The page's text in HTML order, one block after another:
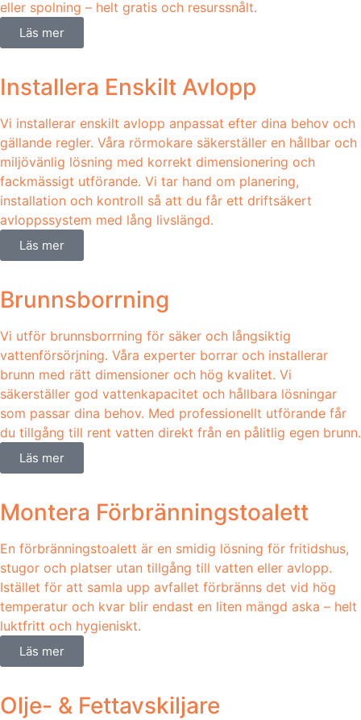
eller spolning – helt gratis och resurssnålt.
Läs mer
Installera Enskilt Avlopp
Vi installerar enskilt avlopp anpassat efter dina behov och
gällande regler. Våra rörmokare säkerställer en hållbar och
miljövänlig lösning med korrekt dimensionering och
fackmässigt utförande. Vi tar hand om planering,
installation och kontroll så att du får ett driftsäkert
avloppssystem med lång livslängd.
Läs mer
Brunnsborrning
Vi utför brunnsborrning för säker och långsiktig
vattenförsörjning. Våra experter borrar och installerar
brunn med rätt dimensioner och hög kvalitet. Vi
säkerställer god vattenkapacitet och hållbara lösningar
som passar dina behov. Med professionellt utförande får
du tillgång till rent vatten direkt från en pålitlig egen brunn.
Läs mer
Montera Förbränningstoalett
En förbränningstoalett är en smidig lösning för fritidshus,
stugor och platser utan tillgång till vatten eller avlopp.
Istället för att samla upp avfallet förbränns det vid hög
temperatur och kvar blir endast en liten mängd aska – helt
luktfritt och hygieniskt.
Läs mer
Olje- & Fettavskiljare